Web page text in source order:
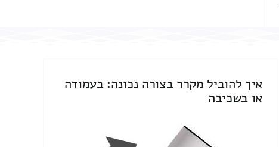
איך להוביל מקרר בצורה נכונה: בעמודה
או בשכיבה